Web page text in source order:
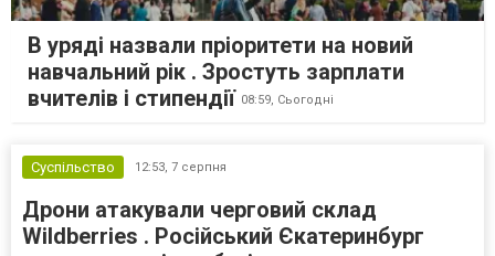
В уряді назвали пріоритети на новий
навчальний рік . Зростуть зарплати
вчителів і стипендії 08:59, Сьогодні
Суспільство 12:53, 7 серпня
Дрони атакували черговий склад
Wildberries . Російський Єкатеринбург